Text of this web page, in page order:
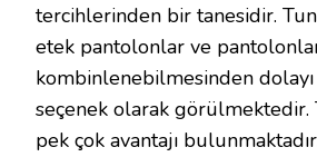
tercihlerinden bir tanesidir.
etek pantolonlar ve
kombinlenebilmesinden
seçenek olarak görülmektedir.
pek çok avantajı